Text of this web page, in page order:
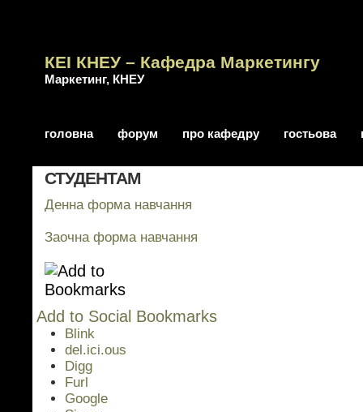
КЕІ КНЕУ – Кафедра Маркетингу
Маркетинг, КНЕУ
головна форум про кафедру гостьова
СТУДЕНТАМ
Денна форма навчання
Заочна форма навчання
Add to Social Bookmarks
Blink
del.ici.ous
Digg
Furl
Google